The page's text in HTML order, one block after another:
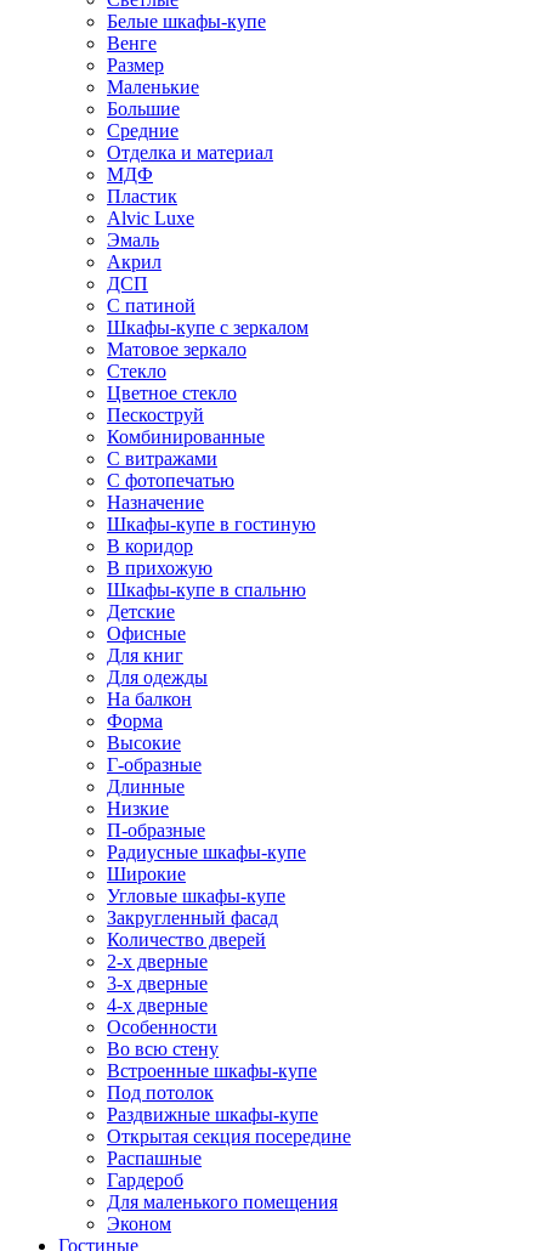
Белые шкафы-купе
Венге
Размер
Маленькие
Большие
Средние
Отделка и материал
МДФ
Пластик
Alvic Luxe
Эмаль
Акрил
ДСП
С патиной
Шкафы-купе с зеркалом
Матовое зеркало
Стекло
Цветное стекло
Пескоструй
Комбинированные
С витражами
С фотопечатью
Назначение
Шкафы-купе в гостиную
В коридор
В прихожую
Шкафы-купе в спальню
Детские
Офисные
Для книг
Для одежды
На балкон
Форма
Высокие
Г-образные
Длинные
Низкие
П-образные
Радиусные шкафы-купе
Широкие
Угловые шкафы-купе
Закругленный фасад
Количество дверей
2-х дверные
3-х дверные
4-х дверные
Особенности
Во всю стену
Встроенные шкафы-купе
Под потолок
Раздвижные шкафы-купе
Открытая секция посередине
Распашные
Гардероб
Для маленького помещения
Эконом
Гостиные